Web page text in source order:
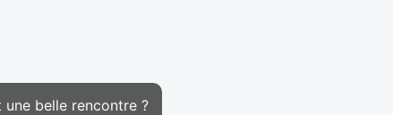
une belle rencontre ?